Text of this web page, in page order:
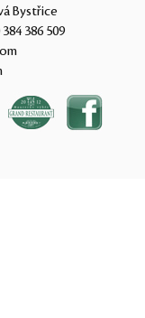
Bystřice
386 509